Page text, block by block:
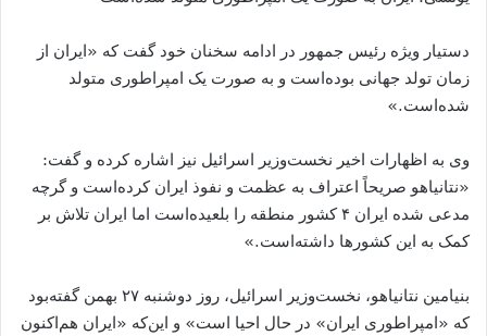
دستیار ویژه رئیس جمهور در ادامه سخنان خود گفت که «ایران از
زمان تولد جهانی بوده‌است و به صورت یک امپراطوری متولد
شده‌است.»
وی به اظهارات اخیر نخست‌وزیر اسرائیل نیز اشاره کرده و گفت:
«نتانیاهو صریحاً اعتراف به عظمت و نفوذ ایران کرده‌است و گرچه
مدعی شده ایران ۴ کشور منطقه را بلعیده‌است اما ایران تلاش بر
کمک به این کشورها داشته‌است.»
بنیامین نتانیاهو، نخست‌وزیر اسرائیل، روز دوشنبه ۲۷ بهمن گفته‌بود
که «امپراطوری ایران» در حال احیا است» و این‌که «ایران هم‌اکنون